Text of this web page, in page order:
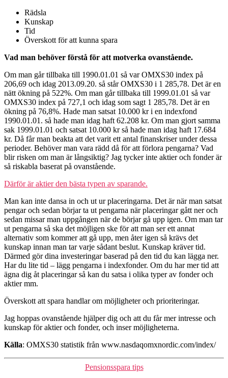
Rädsla
Kunskap
Tid
Överskott för att kunna spara
Vad man behöver förstå för att motverka ovanstående.
Om man går tillbaka till 1990.01.01 så var OMXS30 index på
206,69 och idag 2013.09.20. så står OMXS30 i 1 285,78. Det är en
nätt ökning på 522%. Om man går tillbaka till 1999.01.01 så var
OMXS30 index på 727,1 och idag som sagt 1 285,78. Det är en
ökning på 76,8%. Hade man satsat 10.000 kr i en indexfond
1990.01.01. så hade man idag haft 62.208 kr. Om man gjort samma
sak 1999.01.01 och satsat 10.000 kr så hade man idag haft 17.684
kr. Då får man beakta att det varit ett antal finanskriser under dessa
perioder. Behöver man vara rädd då för att förlora pengarna? Vad
blir risken om man är långsiktig? Jag tycker inte aktier och fonder är
så riskabla baserat på ovanstående.
Därför är aktier den bästa typen av sparande.
Man kan inte dansa in och ut ur placeringarna. Det är när man satsat
pengar och sedan börjar ta ut pengarna när placeringar gått ner och
sedan missar man uppgången när de börjar gå upp igen. Om man tar
ut pengarna så ska det möjligen ske för att man ser ett annat
alternativ som kommer att gå upp, men åter igen så krävs det
kunskap innan man tar varje sådant beslut. Kunskap kräver tid.
Därmed gör dina investeringar baserad på den tid du kan lägga ner.
Har du lite tid – lägg pengarna i indexfonder. Om du har mer tid att
ägna dig åt placeringar så kan du satsa i olika typer av fonder och
aktier mm.
Överskott att spara handlar om möjligheter och prioriteringar.
Jag hoppas ovanstående hjälper dig och att du får mer intresse och
kunskap för aktier och fonder, och inser möjligheterna.
Källa: OMXS30 statistik från www.nasdaqomxnordic.com/index/
Kategorier
Pensionsspara tips